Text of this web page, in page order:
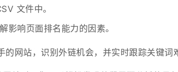
文件中。
影响页面排名能力的因素。
网站，识别外链机会，并实时跟踪关键词